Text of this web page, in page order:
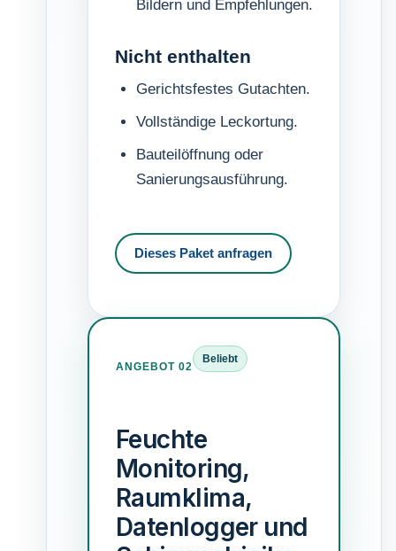
Bildern und Empfehlungen.
Nicht enthalten
Gerichtsfestes Gutachten.
Vollständige Leckortung.
Bauteilöffnung oder
Sanierungsausführung.
Dieses Paket anfragen
ANGEBOT 02
Beliebt
Feuchte
Monitoring,
Raumklima,
Datenlogger und